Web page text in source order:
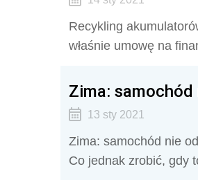
Recykling
właśnie umowę na
Zima:
13 sty 2021
Zima: samochód nie
Co jednak zrobić, gdy